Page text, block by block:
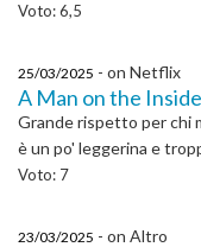
Voto: 6,5
25/03/2025 - on Netflix
A Man on the
Grande rispetto per chi
è un po' leggerina e
Voto: 7
23/03/2025 - on Altro